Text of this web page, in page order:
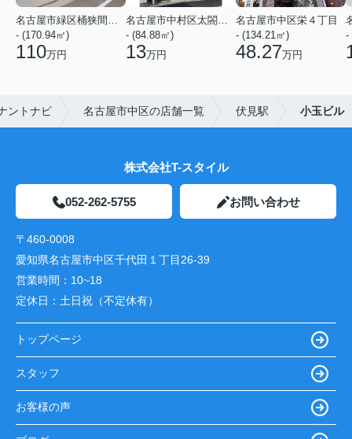
- (170.94㎡)
110万円
- (84.88㎡)
13万円
名古屋市中区栄４丁目
- (134.21㎡)
48.27万円
-
ントナビ 名古屋市中区の店舗一覧 伏見駅 小玉ビル
株式会社T-スタイル
052-262-5755 お問い合わせ
〒460-0008
愛知県名古屋市中区千代田１丁目26-39
営業時間： 10~18
定休日： 土日祝（不定休有）
トップページ
スタッフ
お客様の声